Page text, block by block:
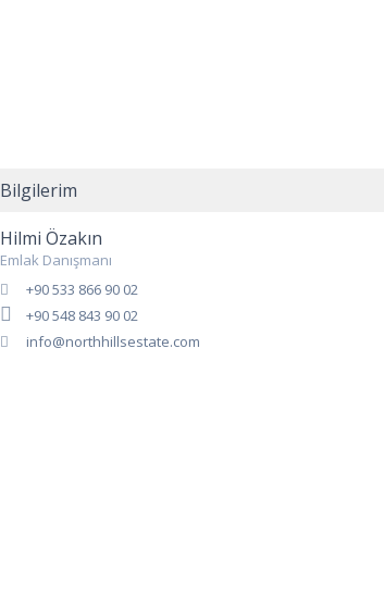
Bilgilerim
Hilmi Özakın
Emlak Danışmanı
+90 533 866 90 02
+90 548 843 90 02
info@northhillsestate.com